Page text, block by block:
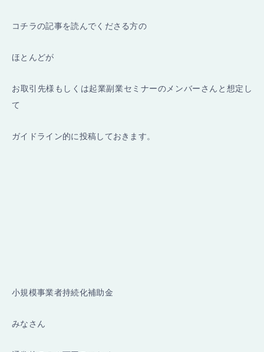
コチラの記事を読んでくださる方の
ほとんどが
お取引先様もしくは起業副業セミナーのメンバーさんと想定し
て
ガイドライン的に投稿しておきます。
小規模事業者持続化補助金
みなさん